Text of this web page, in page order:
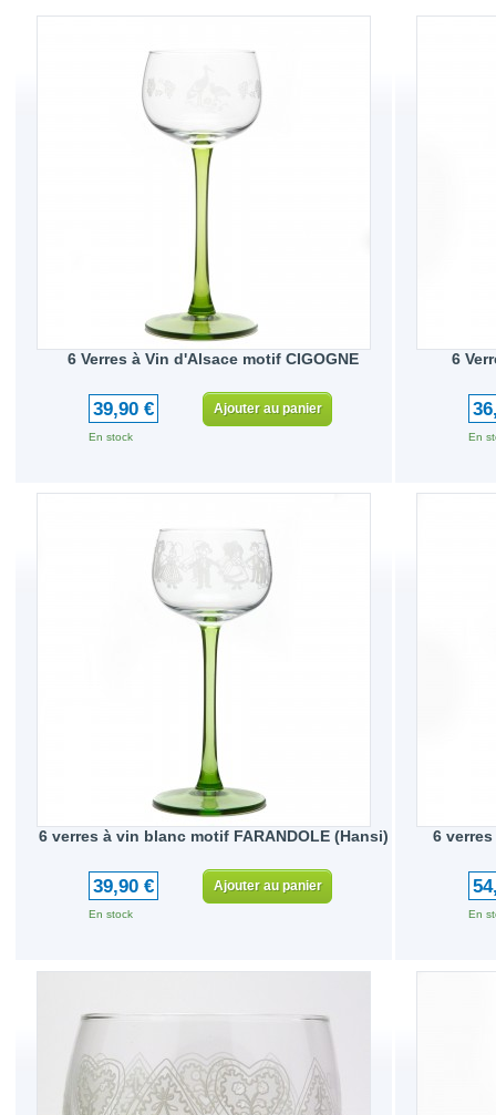
6 Verres à Vin d'Alsace motif CIGOGNE
39,90 €
En stock
Ajouter au panier
6
En
6 verres à vin blanc motif FARANDOLE (Hansi)
39,90 €
En stock
Ajouter au panier
6
En